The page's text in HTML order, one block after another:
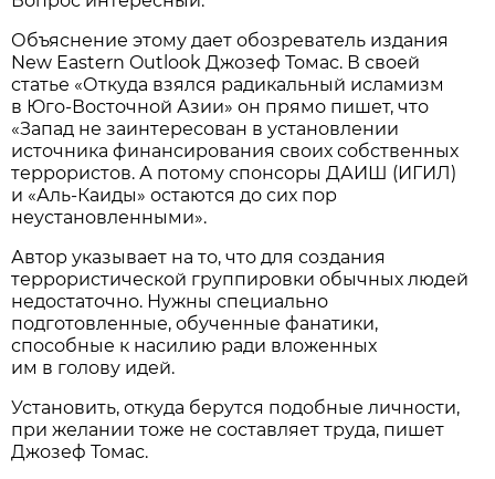
Объяснение этому дает обозреватель издания
New Eastern Outlook Джозеф Томас. В своей
статье «Откуда взялся радикальный исламизм
в Юго-Восточной Азии» он прямо пишет, что
«Запад не заинтересован в установлении
источника финансирования своих собственных
террористов. А потому спонсоры ДАИШ (ИГИЛ)
и «Аль-Каиды» остаются до сих пор
неустановленными».
Автор указывает на то, что для создания
террористической группировки обычных людей
недостаточно. Нужны специально
подготовленные, обученные фанатики,
способные к насилию ради вложенных
им в голову идей.
Установить, откуда берутся подобные личности,
при желании тоже не составляет труда, пишет
Джозеф Томас.